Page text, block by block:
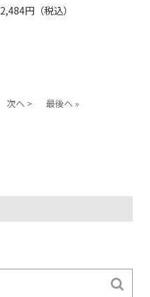
2,484円（税込）
次へ > 最後へ »